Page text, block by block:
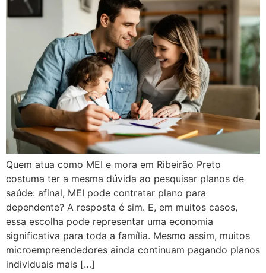
Quem atua como MEI e mora em Ribeirão Preto
costuma ter a mesma dúvida ao pesquisar planos de
saúde: afinal, MEI pode contratar plano para
dependente? A resposta é sim. E, em muitos casos,
essa escolha pode representar uma economia
significativa para toda a família. Mesmo assim, muitos
microempreendedores ainda continuam pagando planos
individuais mais […]